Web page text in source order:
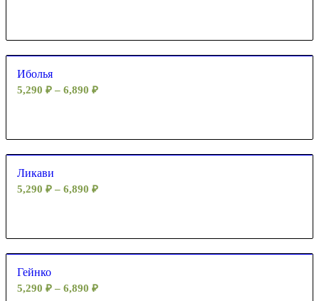
Иболья
5,290 ₽ – 6,890 ₽
Ликави
5,290 ₽ – 6,890 ₽
Гейнко
5,290 ₽ – 6,890 ₽